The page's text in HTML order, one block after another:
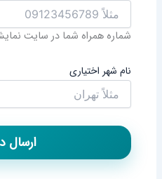
همراه شما در سایت نمایش داده
اختیاری